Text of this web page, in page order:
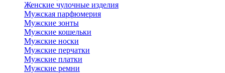
Женские чулочные изделия
Мужская парфюмерия
Мужские зонты
Мужские кошельки
Мужские носки
Мужские перчатки
Мужские платки
Мужские ремни